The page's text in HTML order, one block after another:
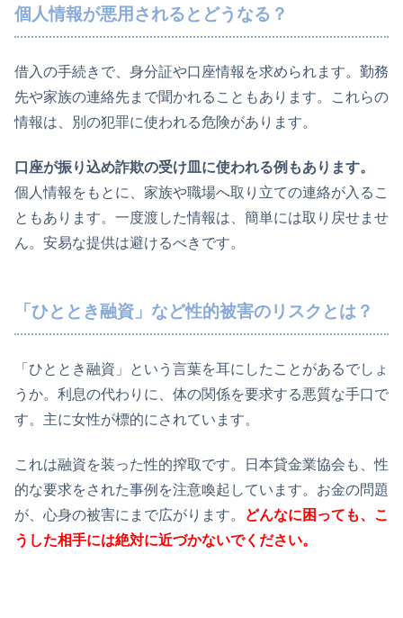
個人情報が悪用されるとどうなる？
借入の手続きで、身分証や口座情報を求められます。勤務
先や家族の連絡先まで聞かれることもあります。これらの
情報は、別の犯罪に使われる危険があります。
口座が振り込め詐欺の受け皿に使われる例もあります。
個人情報をもとに、家族や職場へ取り立ての連絡が入るこ
ともあります。一度渡した情報は、簡単には取り戻せませ
ん。安易な提供は避けるべきです。
「ひととき融資」など性的被害のリスクとは？
「ひととき融資」という言葉を耳にしたことがあるでしょ
うか。利息の代わりに、体の関係を要求する悪質な手口で
す。主に女性が標的にされています。
これは融資を装った性的搾取です。日本貸金業協会も、性
的な要求をされた事例を注意喚起しています。お金の問題
が、心身の被害にまで広がります。
どんなに困っても、こ
うした相手には絶対に近づかないでください。